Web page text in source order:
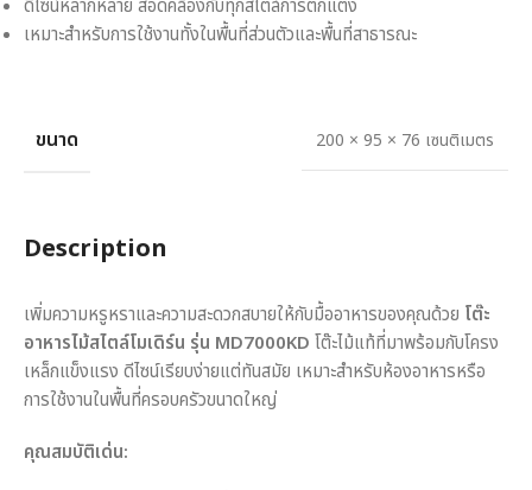
ดีไซน์หลากหลาย สอดคล้องกับทุกสไตล์การตกแต่ง
เหมาะสำหรับการใช้งานทั้งในพื้นที่ส่วนตัวและพื้นที่สาธารณะ
ขนาด 200 × 95 × 76 เซนติเมตร
Description
เพิ่มความหรูหราและความสะดวกสบายให้กับมื้ออาหารของคุณด้วย โต๊ะ
อาหารไม้สไตล์โมเดิร์น รุ่น MD7000KD โต๊ะไม้แท้ที่มาพร้อมกับโครง
เหล็กแข็งแรง ดีไซน์เรียบง่ายแต่ทันสมัย เหมาะสำหรับห้องอาหารหรือ
การใช้งานในพื้นที่ครอบครัวขนาดใหญ่
คุณสมบัติเด่น: